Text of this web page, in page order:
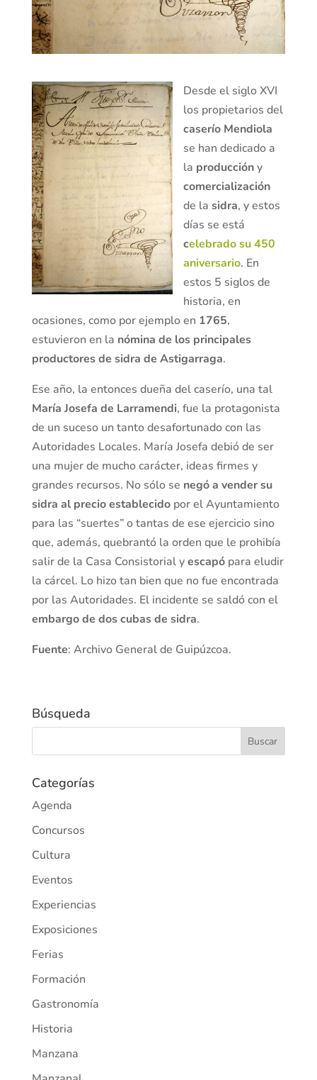
Desde el siglo XVI
los propietarios del
caserío Mendiola
se han dedicado a
la produccióny
comercialización
de la sidra, y estos
días se está
celebrado su 450
aniversario. En
estos 5 siglos de
historia, en
ocasiones, como por ejemplo en 1765,
estuvieron en la nómina de los principales
productores de sidra de Astigarraga.
Ese año, la entonces dueña del caserío, una tal
María Josefa de Larramendi, fue la protagonista
de un suceso un tanto desafortunado con las
Autoridades Locales. María Josefa debió de ser
una mujer de mucho carácter, ideas firmes y
grandes recursos. No sólo se negó a vender su
sidra al precio establecidopor el Ayuntamiento
para las “suertes” o tantas de ese ejercicio sino
que, además, quebrantó la orden que le prohibía
salir de la Casa Consistorial yescapópara eludir
la cárcel. Lo hizo tan bien que no fue encontrada
por las Autoridades. El incidente se saldó con el
embargo de dos cubas de sidra.
Fuente: Archivo General de Guipúzcoa.
Búsqueda
Categorías
Agenda
Concursos
Cultura
Eventos
Experiencias
Exposiciones
Ferias
Formación
Gastronomía
Historia
Manzana